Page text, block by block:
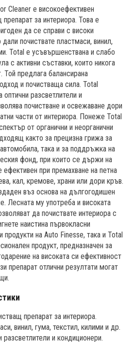
Cleaner е високоефективен
за интериора. Това е
да се справи с високи
почиствате пластмаси, винил,
Total е усъвършенствана и слабо
с активни съставки, които никога
Той предлага балансирана
и почистваща сила. Total
разсветлители и
почистване и освежаване дори
части от интериора. Понеже Total
от органични и неорганични
както за прецизна грижа за
така и за поддръжка на
фонд, при които се държи на
ефективен при премахване на петна
кал, кремове, храни или дори кръв.
въз основа на дългогодишен
Лесната му употреба и високата
да почиствате интериора с
наистина първокласни
продукти на Auto Finesse, така и Total
продукт, предназначен за
на високата си ефективност
препарат отлични резултати могат
препарат за интериора.
винил, гума, текстил, килими и др.
и кондиционери.